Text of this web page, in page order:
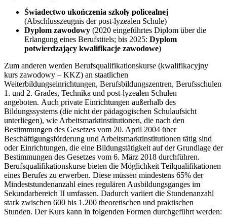
Świadectwo ukończenia szkoły policealnej
(Abschlusszeugnis der post-lyzealen Schule)
Dyplom zawodowy (2020 eingeführtes Diplom über die
Erlangung eines Berufstitels; bis 2025: Dyplom
potwierdzający kwalifikacje zawodowe)
Zum anderen werden Berufsqualifikationskurse (kwalifikacyjny
kurs zawodowy – KKZ) an staatlichen
Weiterbildungseinrichtungen, Berufsbildungszentren, Berufsschulen
1. und 2. Grades, Technika und post-lyzealen Schulen
angeboten. Auch private Einrichtungen außerhalb des
Bildungssystems (die nicht der pädagogischen Schulaufsicht
unterliegen), wie Arbeitsmarktinstitutionen, die nach den
Bestimmungen des Gesetzes vom 20. April 2004 über
Beschäftigungsförderung und Arbeitsmarktinstitutionen tätig sind
oder Einrichtungen, die eine Bildungstätigkeit auf der Grundlage der
Bestimmungen des Gesetzes vom 6. März 2018 durchführen.
Berufsqualifikationskurse bieten die Möglichkeit Teilqualifikationen
eines Berufes zu erwerben. Diese müssen mindestens 65% der
Mindeststundenanzahl eines regulären Ausbildungsganges im
Sekundarbereich II umfassen. Dadurch variiert die Stundenanzahl
stark zwischen 600 bis 1.200 theoretischen und praktischen
Stunden. Der Kurs kann in folgenden Formen durchgeführt werden: